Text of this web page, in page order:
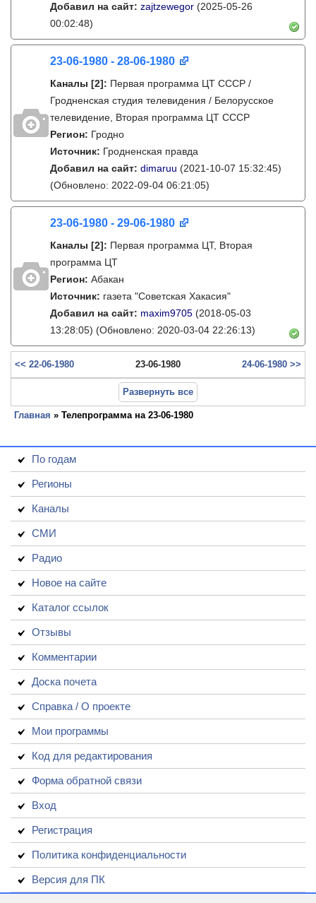
Добавил на сайт: zajtzewegor (2025-05-26
00:02:48)
23-06-1980 - 28-06-1980
Каналы [2]: Первая программа ЦТ СССР /
Гродненская студия телевидения / Белорусское
телевидение, Вторая программа ЦТ СССР
Регион: Гродно
Источник: Гродненская правда
Добавил на сайт: dimaruu (2021-10-07 15:32:45)
(Обновлено: 2022-09-04 06:21:05)
23-06-1980 - 29-06-1980
Каналы [2]: Первая программа ЦТ, Вторая
программа ЦТ
Регион: Абакан
Источник: газета "Советская Хакасия"
Добавил на сайт: maxim9705 (2018-05-03
13:28:05) (Обновлено: 2020-03-04 22:26:13)
<< 22-06-1980 23-06-1980 24-06-1980 >>
Развернуть все
Главная » Телепрограмма на 23-06-1980
По годам
Регионы
Каналы
СМИ
Радио
Новое на сайте
Каталог ссылок
Отзывы
Комментарии
Доска почета
Справка / О проекте
Мои программы
Код для редактирования
Форма обратной связи
Вход
Регистрация
Политика конфиденциальности
Версия для ПК